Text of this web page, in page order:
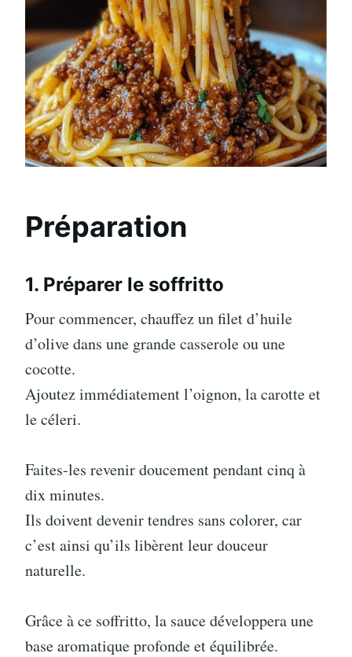
Préparation
1. Préparer le soffritto
Pour commencer, chauffez un filet d’huile
d’olive dans une grande casserole ou une
cocotte.
Ajoutez immédiatement l’oignon, la carotte et
le céleri.
Faites-les revenir doucement pendant cinq à
dix minutes.
Ils doivent devenir tendres sans colorer, car
c’est ainsi qu’ils libèrent leur douceur
naturelle.
Grâce à ce soffritto, la sauce développera une
base aromatique profonde et équilibrée.